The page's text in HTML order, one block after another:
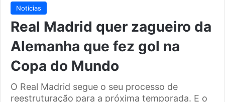
Notícias
Real Madrid quer zagueiro da
Alemanha que fez gol na
Copa do Mundo
O Real Madrid segue o seu processo de
reestruturação para a próxima temporada. E o